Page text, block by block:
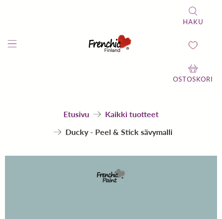
HAKU
OSTOSKORI
Etusivu
Kaikki tuotteet
Ducky - Peel & Stick sävymalli